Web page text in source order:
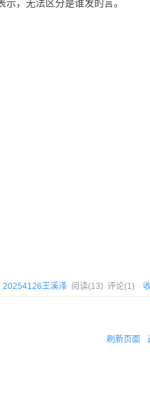
，无法区分是谁发的言。
20254126王溪泽 阅读(13) 评论(1)
刷新页面